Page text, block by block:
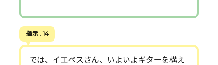
指示 . 14
では、イエペスさん、いよいよギターを構え